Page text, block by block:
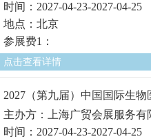
时间：2027-04-23-2027-04-25
地点：北京
参展费1：
点击查看详情
2027（第九届）中国国际生
主办方：上海广贸会展服务有
时间：2027-04-23-2027-04-25